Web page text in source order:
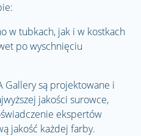
w tubkach, jak i w kostkach
po wyschnięciu
Gallery są projektowane i
jakości surowce,
ekspertów
jakość każdej farby.